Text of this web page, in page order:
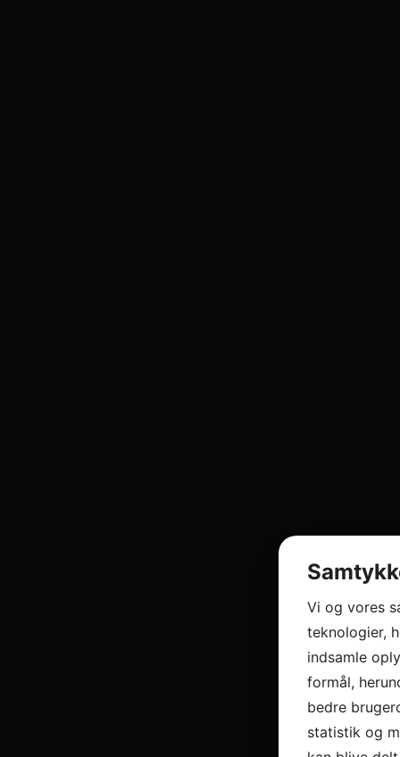
Vi og vores
teknologier,
indsamle
formål,
bedre
statistik og